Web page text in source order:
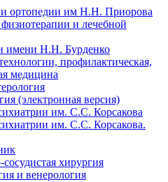
и ортопедии им Н.Н. Приорова
и лечебной
имени Н.Н. Бурденко
профилактическая,
медицина
(электронная версия)
им. С.С. Корсакова
им. С.С. Корсакова.
хирургия
и венерология